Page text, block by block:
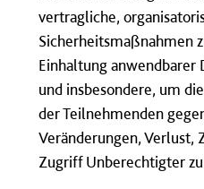
vertragliche,
Sicherheitsmaßnahmen
Einhaltung
und insbesondere, um
der Teilnehmenden
Veränderungen, Verlust,
Zugriff Unberechtigter